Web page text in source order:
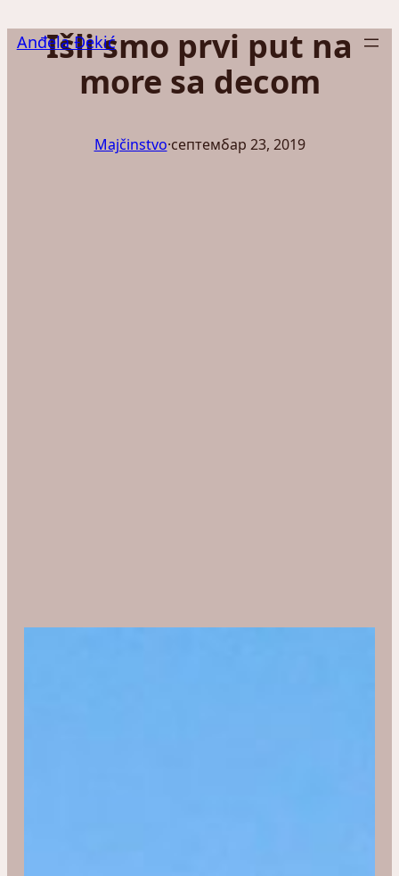
на
Anđela Đekić
Išli smo prvi put na
more sa decom
Majčinstvo·септембар 23, 2019